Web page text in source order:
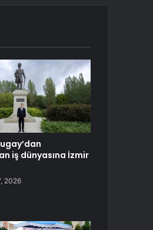
iş dünyasına İzmir
2026